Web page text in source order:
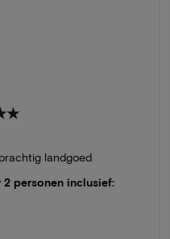
landgoed
personen inclusief: